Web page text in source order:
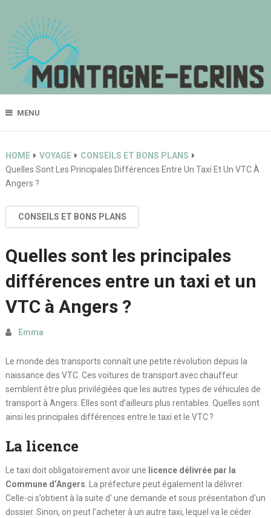
MENU
HOME VOYAGE
CONSEILS ET BONS PLANS
Quelles Sont Les Principales Différences Entre Un Taxi Et Un VTC À
Angers ?
CONSEILS ET BONS PLANS
Quelles sont les principales
différences entre un taxi et un
VTC à Angers ?
Emma
Le monde des transports connaît une petite révolution depuis la
naissance des VTC. Ces voitures de transport avec chauffeur
semblent être plus privilégiées que les autres types de véhicules de
transport à Angers. Elles sont d’ailleurs plus rentables. Quelles sont
ainsi les principales différences entre le taxi et le VTC ?
La licence
Le taxi doit obligatoirement avoir une licence délivrée par la
Commune d’Angers. La préfecture peut également la délivrer.
Celle-ci s’obtient à la suite d’ une demande et sous présentation d’un
dossier. Sinon, on peut l’acheter à un autre taxi, lequel va le céder